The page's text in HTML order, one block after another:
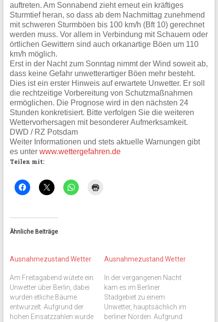
auftreten. Am Sonnabend zieht erneut ein kräftiges
Sturmtief heran, so dass ab dem Nachmittag zunehmend
mit schweren Sturmböen bis 100 km/h (Bft 10) gerechnet
werden muss. Vor allem in Verbindung mit Schauern oder
örtlichen Gewittern sind auch orkanartige Böen um 110
km/h möglich.
Erst in der Nacht zum Sonntag nimmt der Wind soweit ab,
dass keine Gefahr unwetterartiger Böen mehr besteht.
Dies ist ein erster Hinweis auf erwartete Unwetter. Er soll
die rechtzeitige Vorbereitung von Schutzmaßnahmen
ermöglichen. Die Prognose wird in den nächsten 24
Stunden konkretisiert. Bitte verfolgen Sie die weiteren
Wettervorhersagen mit besonderer Aufmerksamkeit.
DWD / RZ Potsdam
Weiter Informationen und stets aktuelle Warnungen gibt
es unter www.wettergefahren.de
Teilen mit:
Ähnliche Beiträge
Ausnahmezustand Wetter
Am Freitagabend wütete ein
Unwetter über Berlin, dabei
wurden etliche Bäume
entwurzelt. Aufgrund der
hohen Einsatzzahlen wurde
Ausnahmezustand Wetter
In der vergangenen Nacht
kam es im Berliner
Stadgebiet zu einem
Unwetter, hauptsächlich im
berliner Norden. Aufgrund